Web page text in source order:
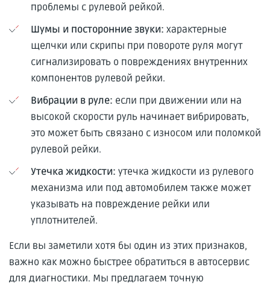
проблемы с рулевой рейкой.
Шумы и посторонние звуки: характерные
щелчки или скрипы при повороте руля могут
сигнализировать о повреждениях внутренних
компонентов рулевой рейки.
Вибрации в руле: если при движении или на
высокой скорости руль начинает вибрировать,
это может быть связано с износом или поломкой
рулевой рейки.
Утечка жидкости: утечка жидкости из рулевого
механизма или под автомобилем также может
указывать на повреждение рейки или
уплотнителей.
Если вы заметили хотя бы один из этих признаков,
важно как можно быстрее обратиться в автосервис
для диагностики. Мы предлагаем точную